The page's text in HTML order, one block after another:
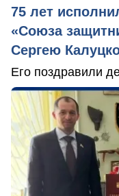
75 лет
«Союза
Сергею
Его поздравили